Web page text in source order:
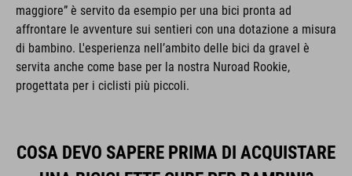
maggiore” è servito da esempio per una bici pronta ad
affrontare le avventure sui sentieri con una dotazione a misura
di bambino. L'esperienza nell’ambito delle bici da gravel è
servita anche come base per la nostra Nuroad Rookie,
progettata per i ciclisti più piccoli.
COSA DEVO SAPERE PRIMA DI ACQUISTARE